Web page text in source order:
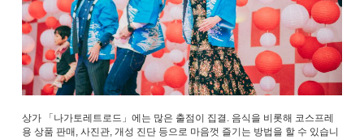
상가 「나가토레트로드」에는 많은 출점이 집결. 음식을 비롯해 코스프레
용 상품 판매, 사진관, 개성 진단 등으로 마음껏 즐기는 방법을 할 수 있습니